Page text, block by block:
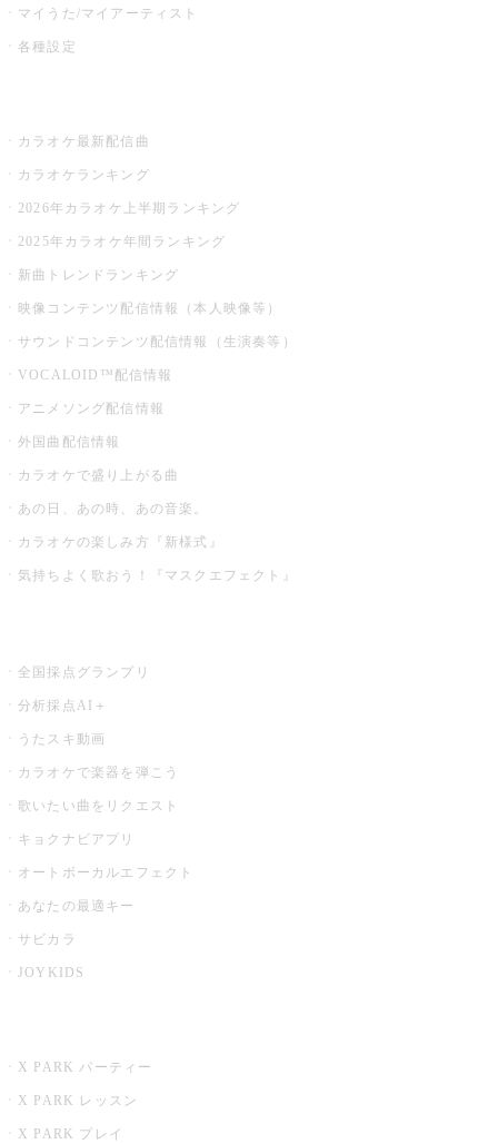
マイうた/マイアーティスト
各種設定
カラオケ最新配信曲
カラオケランキング
2026年カラオケ上半期ランキング
2025年カラオケ年間ランキング
新曲トレンドランキング
映像コンテンツ配信情報（本人映像等）
サウンドコンテンツ配信情報（生演奏等）
VOCALOID™配信情報
アニメソング配信情報
外国曲配信情報
カラオケで盛り上がる曲
あの日、あの時、あの音楽。
カラオケの楽しみ方『新様式』
気持ちよく歌おう！『マスクエフェクト』
全国採点グランプリ
分析採点AI＋
うたスキ動画
カラオケで楽器を弾こう
歌いたい曲をリクエスト
キョクナビアプリ
オートボーカルエフェクト
あなたの最適キー
サビカラ
JOYKIDS
X PARK パーティー
X PARK レッスン
X PARK プレイ